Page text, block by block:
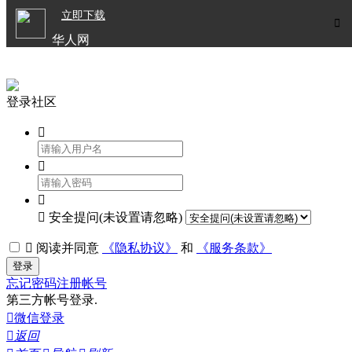

立即下载
华人网
登录社区



 安全提问(未设置请忽略)
 阅读并同意 《隐私协议》 和 《服务条款》
登录
忘记密码注册帐号
第三方帐号登录.
微信登录
 返回